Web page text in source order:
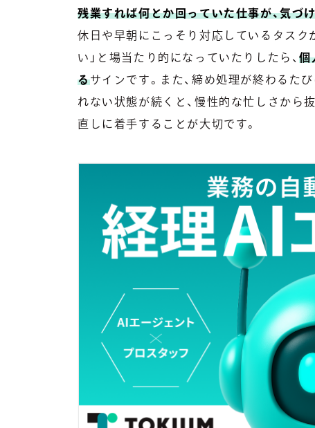
残業すれば何とか回っていた仕事が、気づ
休日や早朝にこっそり対応しているタスク
い」と場当たり的になっていたりしたら、個
るサインです。また、締め処理が終わるた
れない状態が続くと、慢性的な忙しさから
直しに着手することが大切です。